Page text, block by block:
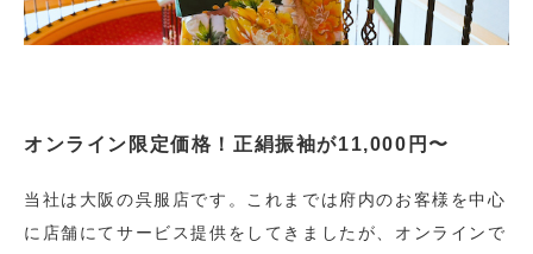
オンライン限定価格！正絹振袖が11,000円〜
当社は大阪の呉服店です。これまでは府内のお客様を中心
に店舗にてサービス提供をしてきましたが、オンラインで